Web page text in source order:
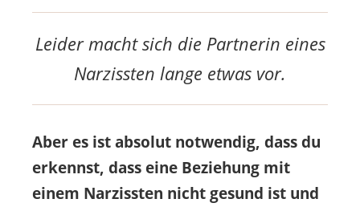
Leider macht sich die Partnerin eines
Narzissten lange etwas vor.
Aber es ist absolut notwendig, dass du
erkennst, dass eine Beziehung mit
einem Narzissten nicht gesund ist und